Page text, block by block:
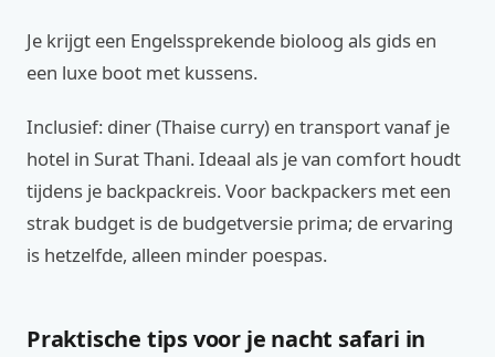
Je krijgt een Engelssprekende bioloog als gids en
een luxe boot met kussens.
Inclusief: diner (Thaise curry) en transport vanaf je
hotel in Surat Thani. Ideaal als je van comfort houdt
tijdens je backpackreis. Voor backpackers met een
strak budget is de budgetversie prima; de ervaring
is hetzelfde, alleen minder poespas.
Praktische tips voor je nacht safari in